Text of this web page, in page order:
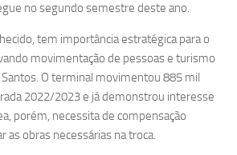
no segundo semestre deste ano.
tem importância estratégica para o
movimentação de pessoas e turismo
O terminal movimentou 885 mil
2022/2023 e já demonstrou interesse
porém, necessita de compensação
as obras necessárias na troca.